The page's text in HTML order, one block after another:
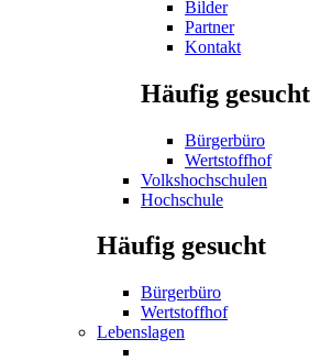
Bilder
Partner
Kontakt
Häufig gesucht
Bürgerbüro
Wertstoffhof
Volkshochschulen
Hochschule
Häufig gesucht
Bürgerbüro
Wertstoffhof
Lebenslagen